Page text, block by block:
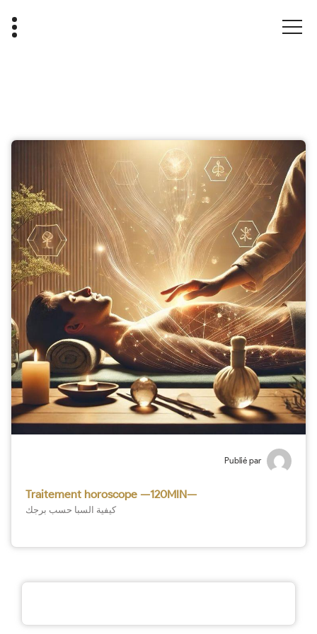
Publié par
Traitement horoscope —120MIN—
كيفية السبا حسب برجك